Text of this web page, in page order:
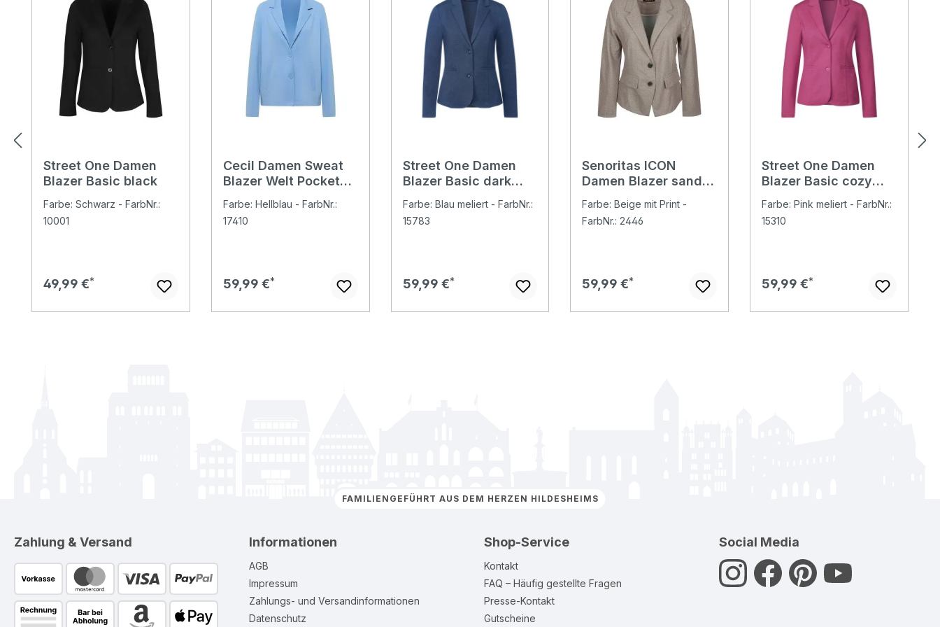
Street One Damen
Blazer Basic black
Farbe: Schwarz - FarbNr.:
10001
Regulärer Preis:
49,99 €
Cecil Damen Sweat
Blazer Welt Pockets
Farbe: Hellblau - FarbNr.:
17410
Regulärer Preis:
59,99 €
Street One Damen
Blazer Basic dark
melange
Farbe: Blau meliert - FarbNr.:
15783
Regulärer Preis:
59,99 €
Senoritas ICON
Damen Blazer sand
Farbe: Beige mit Print -
FarbNr.: 2446
Regulärer Preis:
59,99 €
Street One Damen
Blazer Basic cozy
Farbe: Pink meliert - FarbNr.:
15310
Regulärer Preis:
59,99 €
FAMILIENGEFÜHRT AUS DEM HERZEN HILDESHEIMS
Zahlung & Versand Informationen
AGB
Impressum
Zahlungs- und Versandinformationen
Datenschutz
Shop-Service
Kontakt
FAQ – Häufig gestellte Fragen
Presse-Kontakt
Gutscheine
Social Media